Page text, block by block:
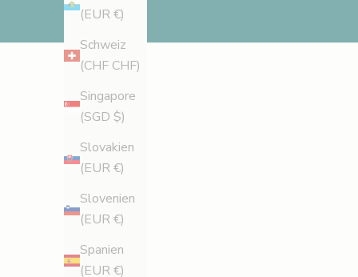
(EUR €)
Schweiz
(CHF CHF)
Singapore
(SGD $)
Slovakien
(EUR €)
Slovenien
(EUR €)
Spanien
(EUR €)
t